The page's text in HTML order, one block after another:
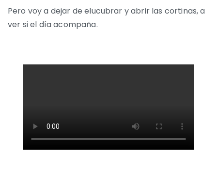
Pero voy a dejar de elucubrar y abrir las cortinas, a
ver si el día acompaña.